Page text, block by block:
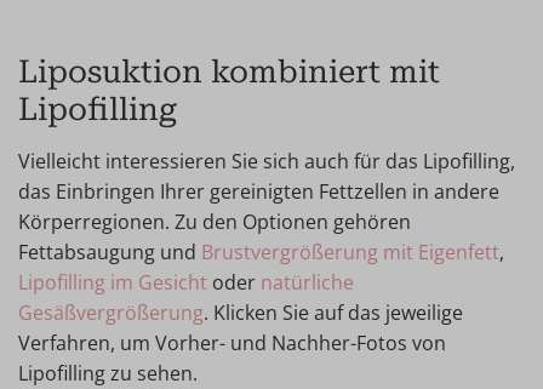
Liposuktion kombiniert mit
Lipofilling
Vielleicht interessieren Sie sich auch für das Lipofilling,
das Einbringen Ihrer gereinigten Fettzellen in andere
Körperregionen. Zu den Optionen gehören
Fettabsaugung und Brustvergrößerung mit Eigenfett,
Lipofilling im Gesicht oder natürliche
Gesäßvergrößerung. Klicken Sie auf das jeweilige
Verfahren, um Vorher- und Nachher-Fotos von
Lipofilling zu sehen.